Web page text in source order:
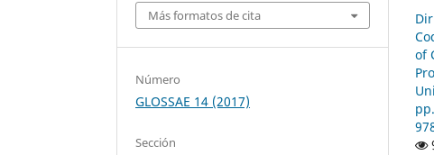
Más formatos de cita
Número
GLOSSAE 14 (2017)
Sección
of